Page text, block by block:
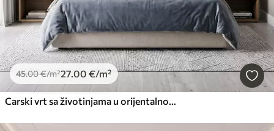
45.00€/m²27.00 €/m²
Carski vrt sa životinjama u orijentalnom stilu - majmunom, leopardom, tigrom, paunom i čapljom